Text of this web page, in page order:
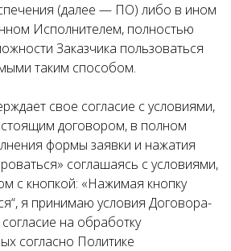
(далее — ПО) либо в ином
Исполнителем, полностью
Заказчика пользоваться
таким способом.
свое согласие с условиями,
договором, в полном
формы заявки и нажатия
соглашаясь с условиями,
с кнопкой: «Нажимая кнопку
я принимаю условия Договора-
на обработку
согласно Политике